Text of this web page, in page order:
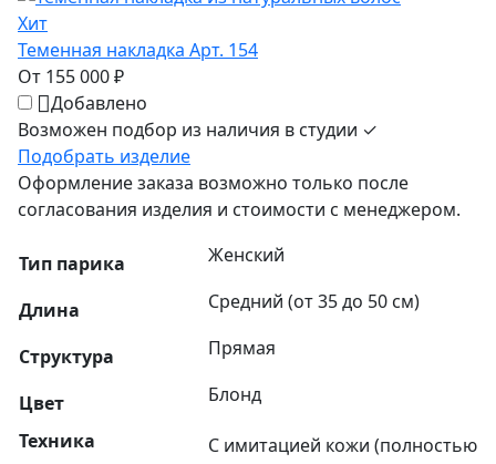
Хит
Теменная накладка Арт. 154
От 155 000 ₽
Добавлено
Возможен подбор из наличия в студии ✓
Подобрать изделие
Оформление заказа возможно только после
согласования изделия и стоимости с менеджером.
Тип парика Женский
Длина Средний (от 35 до 50 см)
Структура Прямая
Цвет
Блонд
Техника
С имитацией кожи (полностью